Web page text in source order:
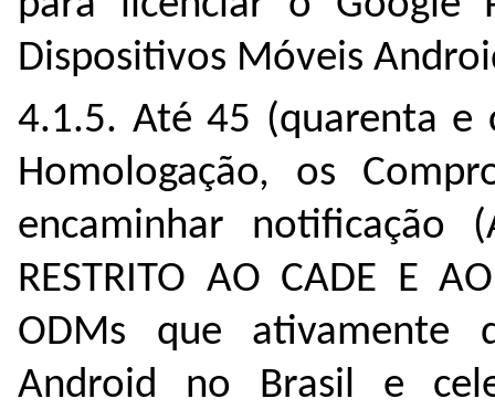
Dispositivos Móveis
4.1.5. Até 45 (quarenta e
Homologação, os
encaminhar notificação
RESTRITO AO CADE E
ODMs que ativamente
Android no Brasil e